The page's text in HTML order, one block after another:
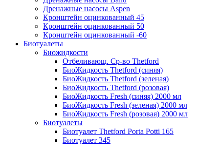
Дренажные насосы Aspen
Кронштейн оцинкованный 45
Кронштейн оцинкованный 50
Кронштейн оцинкованный -60
Биотуалеты
Биожидкости
Отбеливающ. Ср-во Thetford
БиоЖидкость Thetford (синяя)
БиоЖидкость Thetford (зеленая)
БиоЖидкость Thetford (розовая)
БиоЖидкость Fresh (синяя) 2000 мл
БиоЖидкость Fresh (зеленая) 2000 мл
БиоЖидкость Fresh (розовая) 2000 мл
Биотуалеты
Биотуалет Thetford Porta Potti 165
Биотуалет 345